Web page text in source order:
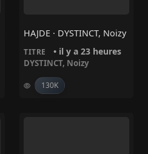
HAJDE · DYSTINCT, Noizy
TITRE • il y a 23 heures
DYSTINCT, Noizy
130K